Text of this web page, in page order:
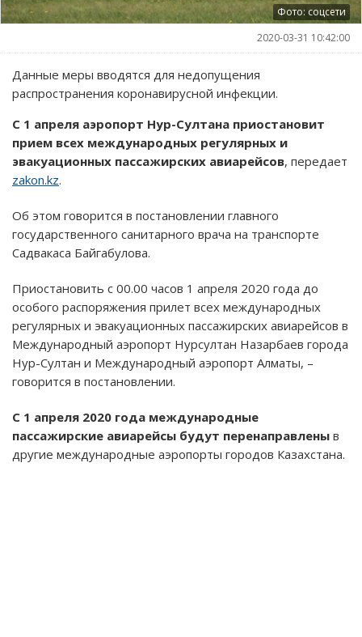
Фото: соцсети
2020-03-31 10:42:00
Данные меры вводятся для недопущения
распространения коронавирусной инфекции.
С 1 апреля аэропорт Нур-Султана приостановит
прием всех международных регулярных и
эвакуационных пассажирских авиарейсов, передает
zakon.kz.
Об этом говорится в постановлении главного
государственного санитарного врача на транспорте
Садвакаса Байгабулова.
Приостановить с 00.00 часов 1 апреля 2020 года до
особого распоряжения прилет всех международных
регулярных и эвакуационных пассажирских авиарейсов в
Международный аэропорт Нурсултан Назарбаев города
Нур-Султан и Международный аэропорт Алматы, –
говорится в постановлении.
С 1 апреля 2020 года международные
пассажирские авиарейсы будут перенаправлены в
другие международные аэропорты городов Казахстана.